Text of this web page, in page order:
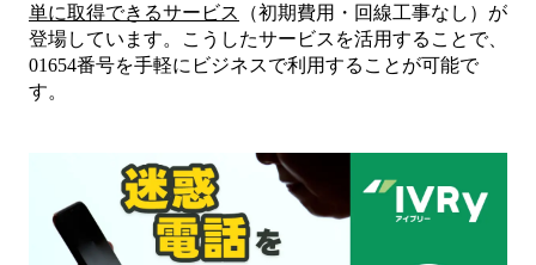
単に取得できるサービス
（初期費用・回線工事なし）が
登場しています。こうしたサービスを活用することで、
01654番号を手軽にビジネスで利用することが可能で
す。